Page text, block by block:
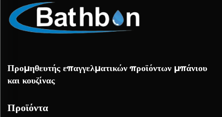
Προμηθευτής επαγγελματικών προϊόντων μπάνιου
και κουζίνας
Προϊόντα